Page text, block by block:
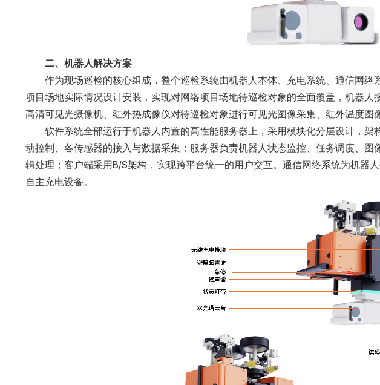
二、机器人解决方案
作为现场巡检的核心组成，整个巡检系统由机器人本体、充电系统、通信网
项目场地实际情况设计安装，实现对网络项目场地待巡检对象的全面覆盖，机器人
高清可见光摄像机、红外热成像仪对待巡检对象进行可见光图像采集、红外温度图
软件系统全部运行于机器人内置的高性能服务器上，采用模块化分层设计，
动控制、各传感器的接入与数据采集；服务器负责机器人状态监控、任务调度、
辑处理；客户端采用B/S架构，实现跨平台统一的用户交互。通信网络系统为机器
自主充电设备。